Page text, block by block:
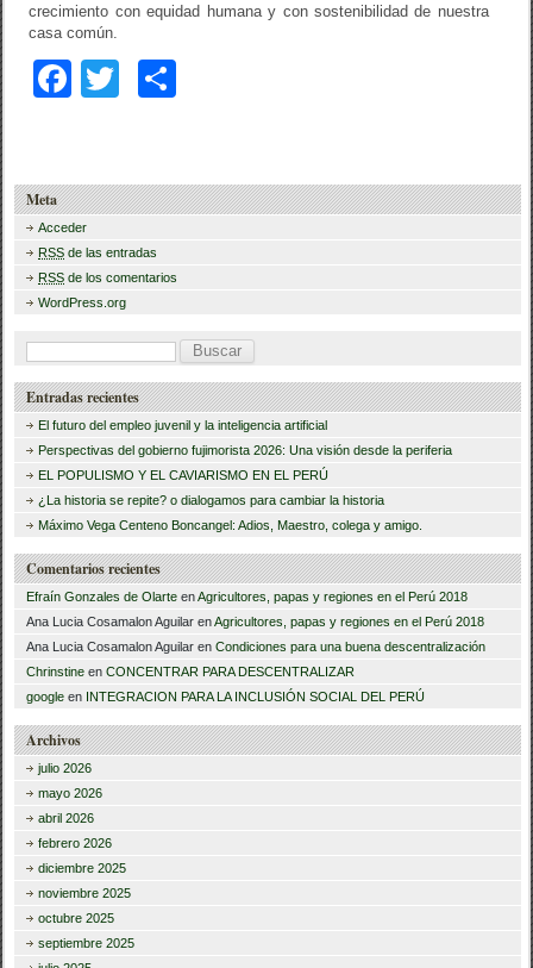
crecimiento con equidad humana y con sostenibilidad de nuestra
casa común.
F
e
b
o
o
k
T
er p
tir
Meta
Acceder
RSS de las entradas
RSS de los comentarios
WordPress.org
B
u
s
c
a
r
Entradas recientes
El futuro del empleo juvenil y la inteligencia artificial
Perspectivas del gobierno fujimorista 2026: Una visión desde la periferia
EL POPULISMO Y EL CAVIARISMO EN EL PERÚ
¿La historia se repite? o dialogamos para cambiar la historia
Máximo Vega Centeno Boncangel: Adios, Maestro, colega y amigo.
Comentarios recientes
Efraín Gonzales de Olarte enAgricultores, papas y regiones en el Perú 2018
Ana Lucia Cosamalon Aguilar enAgricultores, papas y regiones en el Perú 2018
Ana Lucia Cosamalon Aguilar enCondiciones para una buena descentralización
Chrinstine enCONCENTRAR PARA DESCENTRALIZAR
google en INTEGRACION PARA LA INCLUSIÓN SOCIAL DEL PERÚ
Archivos
julio 2026
mayo 2026
abril 2026
febrero 2026
diciembre 2025
noviembre 2025
octubre 2025
septiembre 2025